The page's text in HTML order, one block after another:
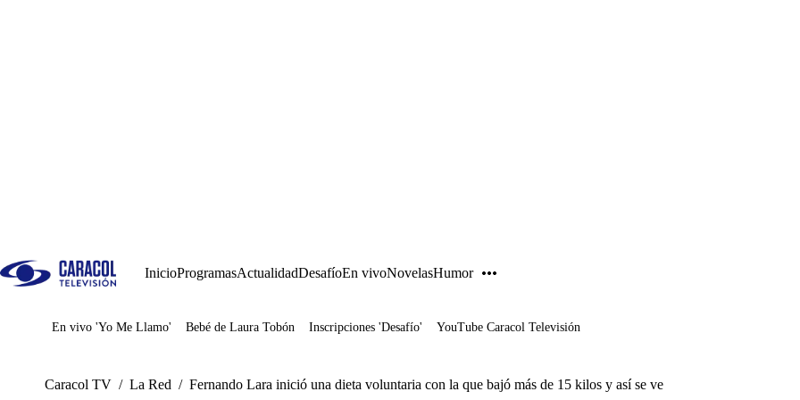
InicioProgramasActualidadDesafíoEn vivoNovelasHumor
Juegos
En vivo 'Yo Me Llamo' Bebé de Laura Tobón Inscripciones 'Desafío' YouTube Caracol Televisión
Caracol TV / La Red / Fernando Lara inició una dieta voluntaria con la que bajó más de 15 kilos y así se ve